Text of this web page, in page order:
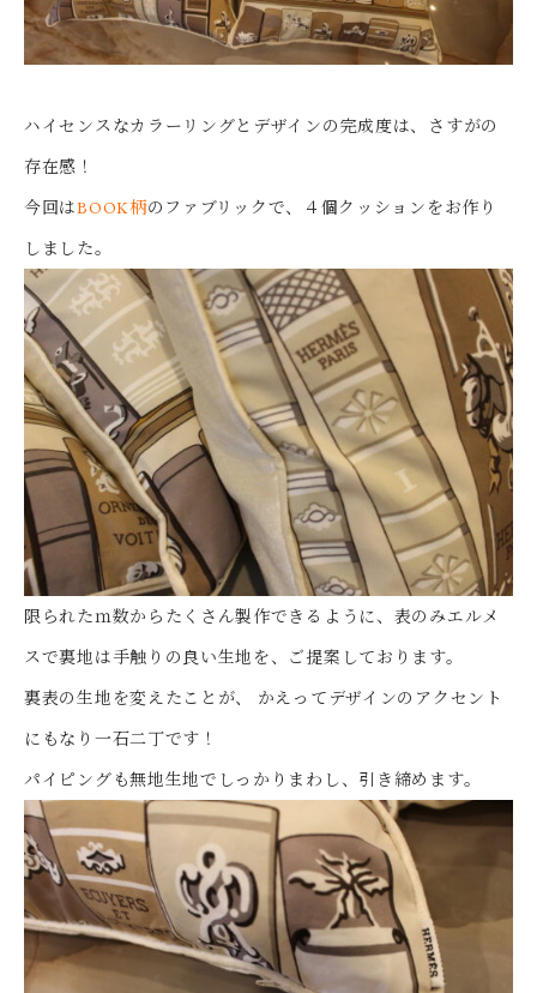
ハイセンスなカラーリングとデザインの完成度は、さすがの
存在感！
今回はBOOK柄のファブリックで、４個クッションをお作り
しました。
限られたｍ数からたくさん製作できるように、表のみエルメ
スで裏地は手触りの良い生地を、ご提案しております。
裏表の生地を変えたことが、 かえってデザインのアクセント
にもなり一石二丁です！
パイピングも無地生地でしっかりまわし、引き締めます。